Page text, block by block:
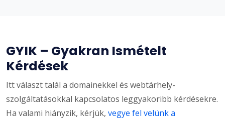
GYIK – Gyakran Ismételt
Kérdések
Itt választ talál a domainekkel és webtárhely-
szolgáltatásokkal kapcsolatos leggyakoribb kérdésekre.
Ha valami hiányzik, kérjük, vegye fel velünk a